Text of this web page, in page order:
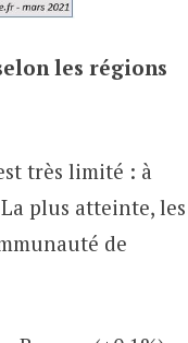
les régions
très limité : à
plus atteinte, les
de